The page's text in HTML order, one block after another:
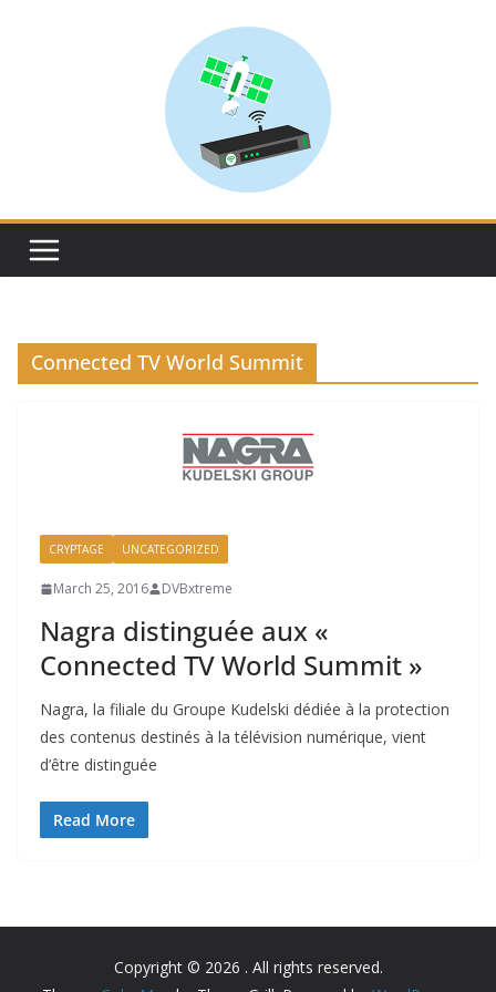
Connected TV World Summit
CRYPTAGE UNCATEGORIZED
March 25, 2016 DVBxtreme
Nagra distinguée aux «
Connected TV World Summit »
Nagra, la filiale du Groupe Kudelski dédiée à la protection
des contenus destinés à la télévision numérique, vient
d’être distinguée
Read More
Copyright © 2026 . All rights reserved.